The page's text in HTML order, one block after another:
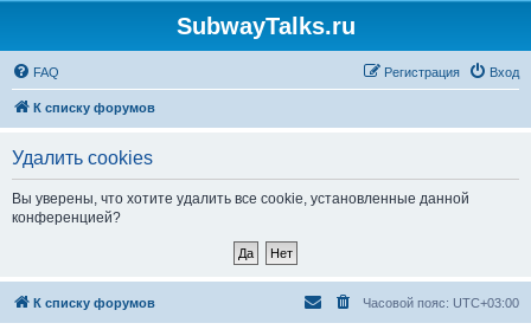
SubwayTalks.ru
FAQ Вход
Регистрация
К списку форумов
Удалить cookies
Вы уверены, что хотите удалить все cookie, установленные данной
конференцией?
К списку форумов Часовой пояс: UTC+03:00